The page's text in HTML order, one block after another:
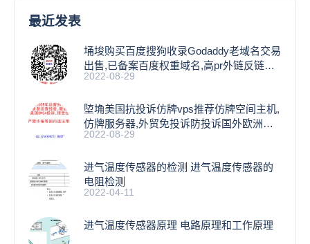
最近发表
埇埈购买百度搜狗收录Godaddy老域名交易
出售,已备案百度权重域名,高pr外链反链域
名
2022-08-29
埅埆美国抗投诉仿牌vps推荐仿牌空间主机,
仿牌服务器,外贸免投诉防投诉国外欧洲荷
兰
2022-08-29
进气温度传感器的检测 进气温度传感器的
电阻检测
2022-04-11
进气温度传感器原理 电路原理和工作原理